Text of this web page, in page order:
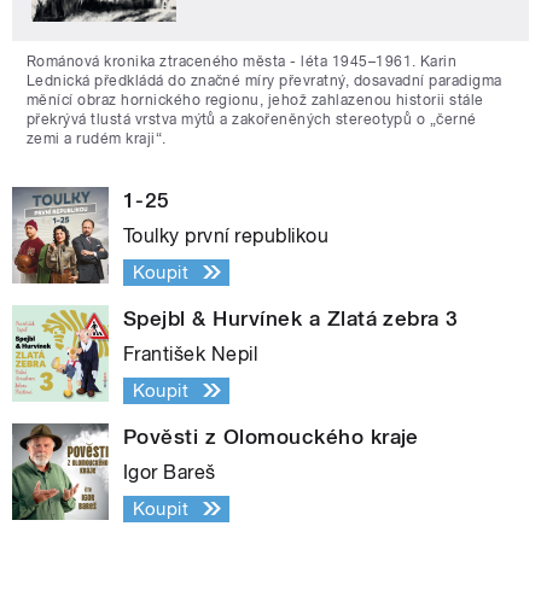
Románová kronika ztraceného města - léta 1945–1961. Karin
Lednická předkládá do značné míry převratný, dosavadní paradigma
měnící obraz hornického regionu, jehož zahlazenou historii stále
překrývá tlustá vrstva mýtů a zakořeněných stereotypů o „černé
zemi a rudém kraji“.
1-25
Toulky první republikou
Koupit
Spejbl & Hurvínek a Zlatá zebra 3
František Nepil
Koupit
Pověsti z Olomouckého kraje
Igor Bareš
Koupit